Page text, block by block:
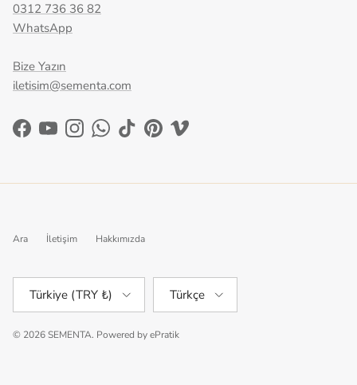
0312 736 36 82
WhatsApp
Bize Yazın
iletisim@sementa.com
Facebook
YouTubeInstagramWhatsApp
TikTokPinterestVimeo
Ara İletişim Hakkımızda
Türkiye (TRY ₺) Türkçe
© 2026SEMENTA. Powered byePratik